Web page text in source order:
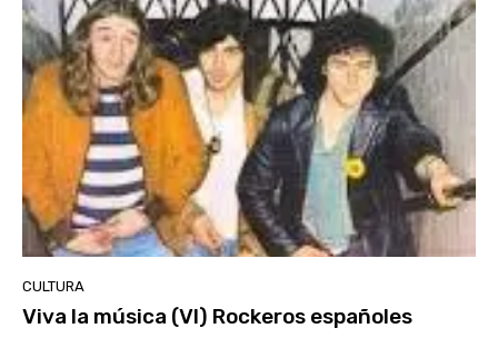
CULTURA
Viva la música (VI) Rockeros españoles